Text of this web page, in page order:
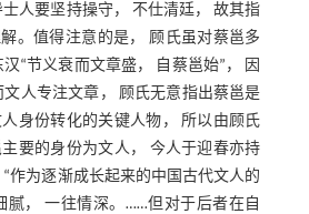
人要坚持操守， 不仕清廷， 故其指
。值得注意的是， 顾氏虽对蔡邕多
“节义衰而文章盛， 自蔡邕始”， 因
文人专注文章， 顾氏无意指出蔡邕是
身份转化的关键人物， 所以由顾氏
要的身份为文人， 今人于迎春亦持
作为逐渐成长起来的中国古代文人的
腻， 一往情深。……但对于后者在自